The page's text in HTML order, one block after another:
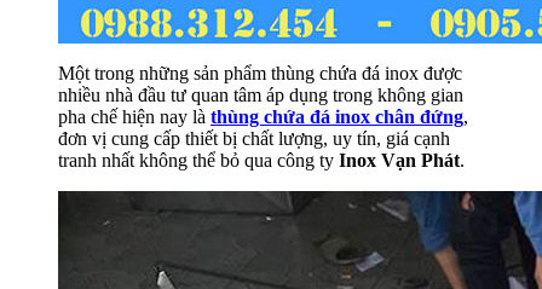
Một trong những sản phẩm thùng chứa đá inox được
nhiều nhà đầu tư quan tâm áp dụng trong không gian
pha chế hiện nay là thùng chứa đá inox chân đứng,
đơn vị cung cấp thiết bị chất lượng, uy tín, giá cạnh
tranh nhất không thể bỏ qua công ty Inox Vạn Phát.